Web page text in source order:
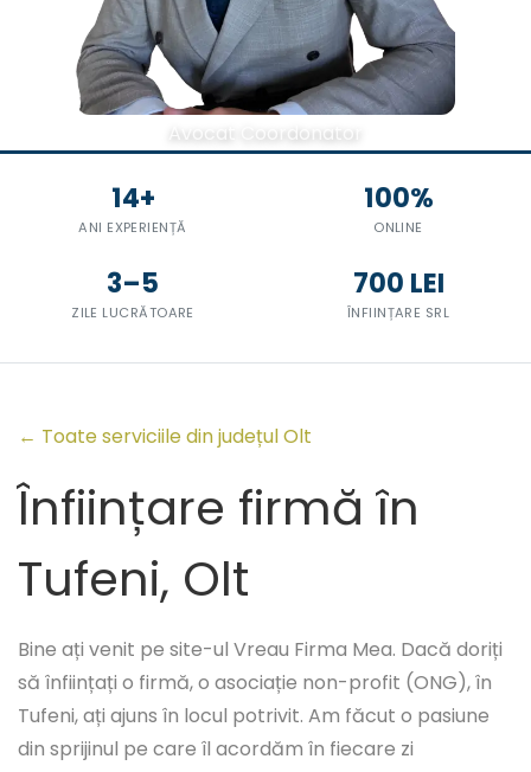
Avocat Coordonator
14+
ANI EXPERIENȚĂ
100%
ONLINE
3–5
ZILE LUCRĂTOARE
700 LEI
ÎNFIINȚARE SRL
← Toate serviciile din județul Olt
Înființare firmă în
Tufeni, Olt
Bine ați venit pe site-ul Vreau Firma Mea. Dacă doriți
să înființați o firmă, o asociație non-profit (ONG), în
Tufeni, ați ajuns în locul potrivit. Am făcut o pasiune
din sprijinul pe care îl acordăm în fiecare zi